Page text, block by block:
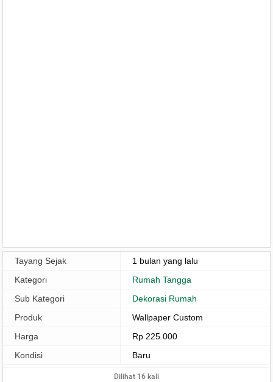
Tayang Sejak
1 bulan yang lalu
Kategori
Rumah Tangga
Sub Kategori
Dekorasi Rumah
Produk
Wallpaper Custom
Harga
Rp 225.000
Kondisi
Baru
Dilihat 16 kali